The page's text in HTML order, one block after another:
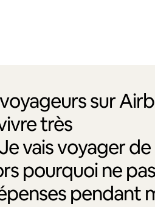
sur
très
vais voyager de
pourquoi ne pas
pendant